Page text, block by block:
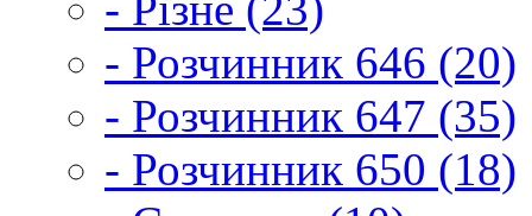
- Розчинник 646 (20)
- Розчинник 647 (35)
- Розчинник 650 (18)